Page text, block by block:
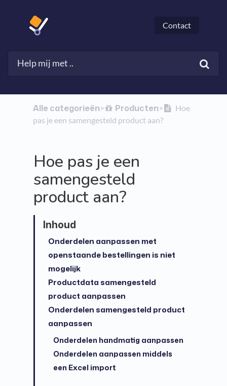
Contact
Alle categorieën​>​ ​Producten​>​
Hoe
pas je een samengesteld product aan?
Hoe pas je een
samengesteld
product aan?
Onderdelen aanpassen met
openstaande bestellingen is niet
mogelijk
Productdata samengesteld
product aanpassen
Onderdelen samengesteld product
aanpassen
Onderdelen handmatig aanpassen
Onderdelen aanpassen middels
een Excel import